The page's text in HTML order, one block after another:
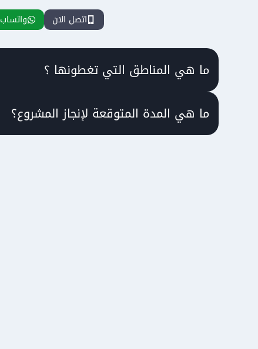
اتصل الان واتساب
ما هي المناطق التي تغطونها ؟
ما هي المدة المتوقعة لإنجاز المشروع؟